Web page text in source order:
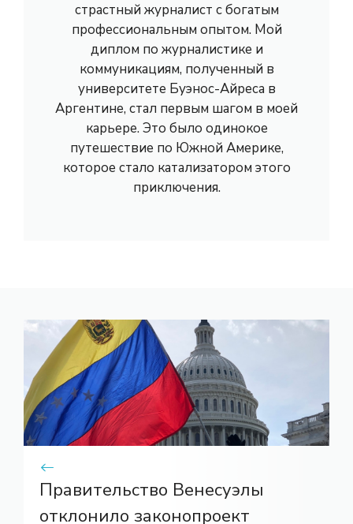
страстный журналист с богатым
профессиональным опытом. Мой
диплом по журналистике и
коммуникациям, полученный в
университете Буэнос-Айреса в
Аргентине, стал первым шагом в моей
карьере. Это было одинокое
путешествие по Южной Америке,
которое стало катализатором этого
приключения.
Правительство Венесуэлы
отклонило законопроект